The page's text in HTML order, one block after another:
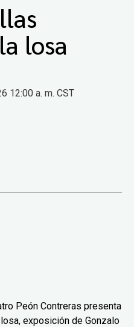
losa
12:00 a. m. CST
Peón Contreras presenta
exposición de Gonzalo